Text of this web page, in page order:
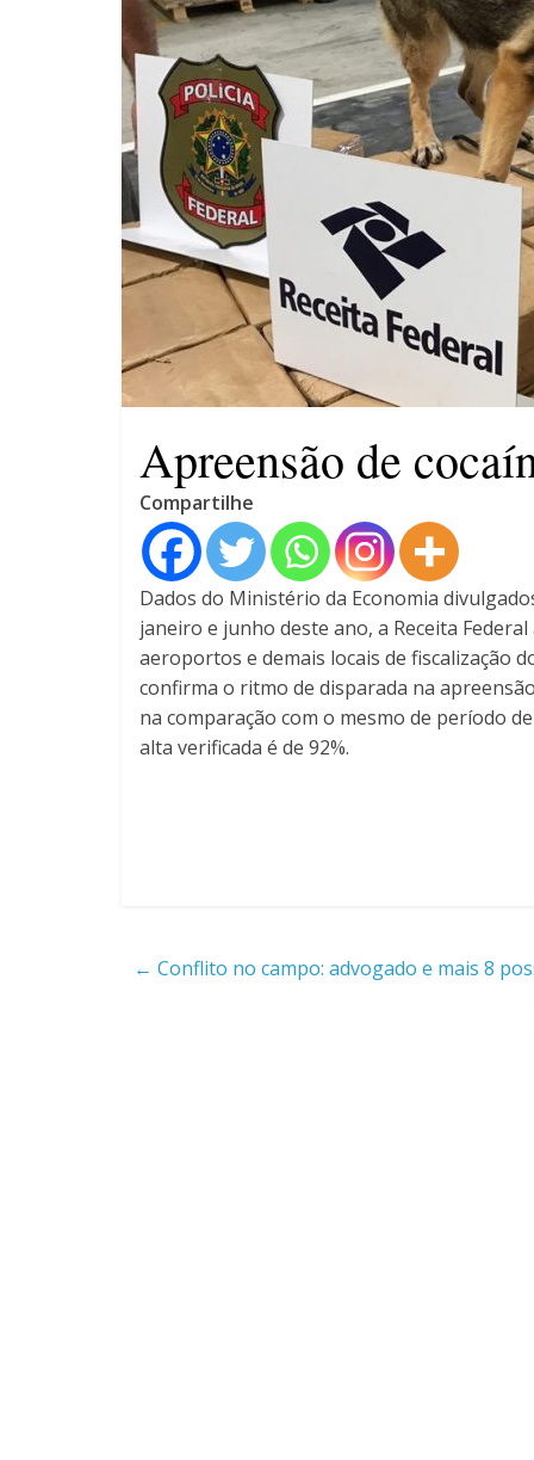
campanha integrada: Agosto
Dourado e Lilás
Agosto Lilás combate a
violência contra a mulher
Apreensão de
Compartilhe
Dados do Ministério da Economia
janeiro e junho deste ano, a Receita
aeroportos e demais locais de fiscalização
confirma o ritmo de disparada na
na comparação com o mesmo de período
alta verificada é de 92%.
← Conflito no campo: advogado e mais 8